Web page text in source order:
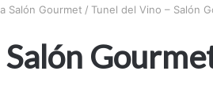
Salón Gourmet / Tunel del Vino – Salón